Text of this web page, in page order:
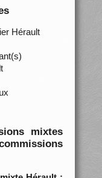
Hérault
mixtes